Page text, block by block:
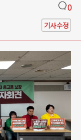
0
기사수정